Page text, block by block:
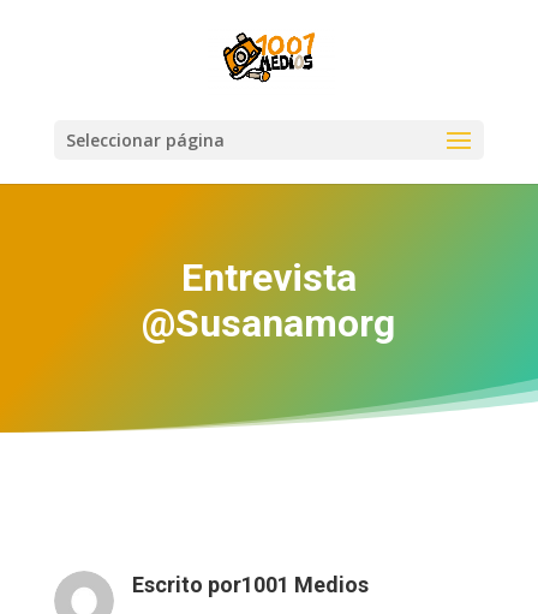
Seleccionar página
Entrevista
@Susanamorg
Escrito por1001 Medios